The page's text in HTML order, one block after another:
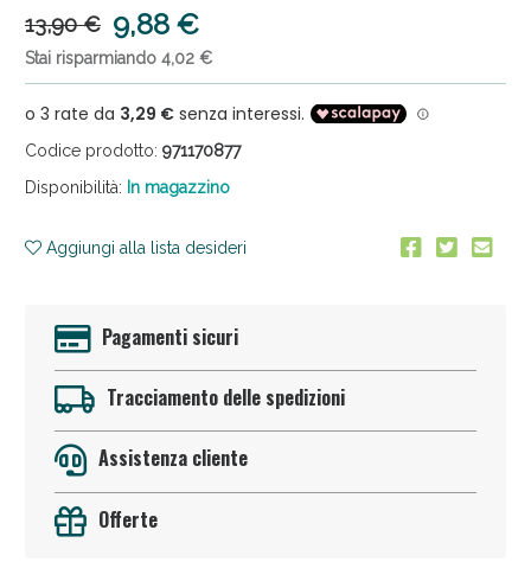
13,90 € 9,88 €
Stai risparmiando 4,02 €
Codice prodotto: 971170877
Disponibilità: In magazzino
Aggiungi alla lista desideri
Pagamenti sicuri
Tracciamento delle spedizioni
Assistenza cliente
Offerte